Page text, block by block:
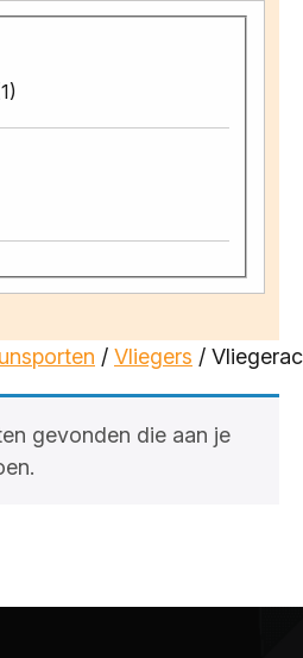
/ Vliegers /
gevonden die aan je